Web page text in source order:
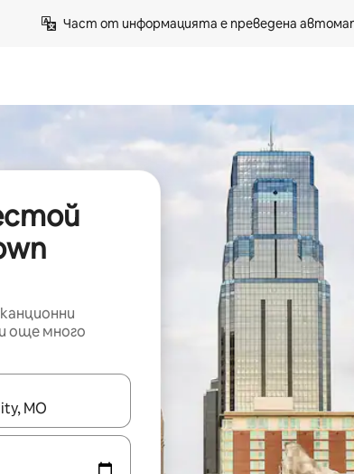
Част от информацията е преведена
още много
използвайте клавишите със стрелки нагоре и